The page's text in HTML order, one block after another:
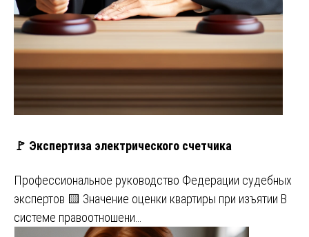
🚩 Экспертиза электрического счетчика
Профессиональное руководство Федерации судебных
экспертов 🟨 Значение оценки квартиры при изъятии В
системе правоотношени…